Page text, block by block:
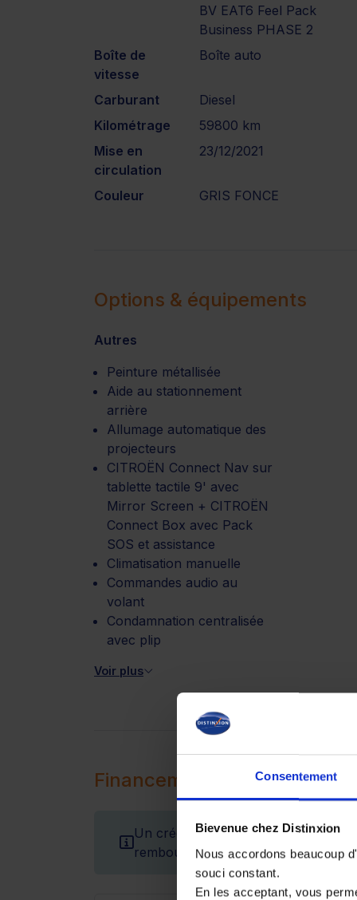
Consentement
Bievenue chez Distinxion
Nous accordons beaucoup
souci constant.
En les acceptant, vous
BV EAT6 Feel Pack
Business PHASE 2
Boîte de
vitesse
Boîte auto
Carburant
Diesel
Kilométrage
59800 km
Mise en
circulation
23/12/2021
Couleur GRIS FONCE
Options & équipements
Autres
Peinture métallisée
Aide au stationnement
arrière
Allumage automatique des
projecteurs
CITROËN Connect Nav sur
tablette tactile 9' avec
Mirror Screen + CITROËN
Connect Box avec Pack
SOS et assistance
Climatisation manuelle
Commandes audio au
volant
Condamnation centralisée
avec plip
Voir plus
Financement
Un crédit vous engage et doit être
remboursement avant de vous